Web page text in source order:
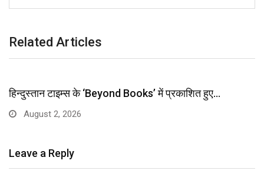
Related Articles
हिन्दुस्तान टाइम्स के ‘Beyond Books’ में प्रकाशित हुए…
August 2, 2026
Leave a Reply